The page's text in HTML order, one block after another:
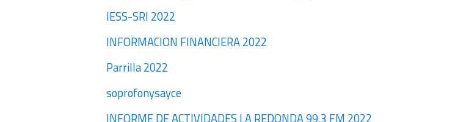
IESS-SRI 2022
INFORMACION FINANCIERA 2022
Parrilla 2022
soprofonysayce
INFORME DE ACTIVIDADES LA REDONDA 99.3 FM 2022